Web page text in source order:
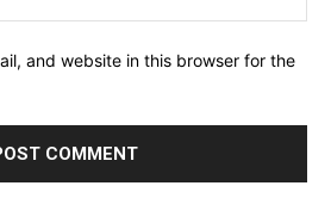
and website in this browser for the